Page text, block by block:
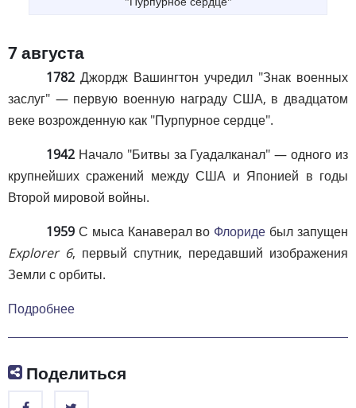
7 августа
1782 Джордж Вашингтон учредил "Знак военных
заслуг" — первую военную награду США, в двадцатом
веке возрожденную как "Пурпурное сердце".
1942 Начало "Битвы за Гуадалканал" — одного из
крупнейших сражений между США и Японией в годы
Второй мировой войны.
1959 С мыса Канаверал во Флориде был запущен
Explorer 6, первый спутник, передавший изображения
Земли с орбиты.
Подробнее
Поделиться